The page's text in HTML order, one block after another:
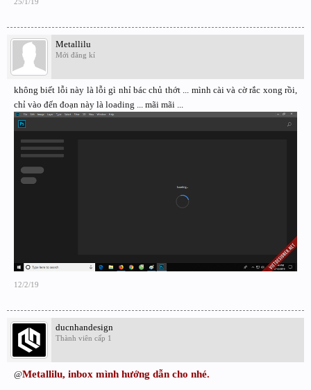
Metallilu
Mới đăng kí
không biết lỗi này là lỗi gì nhỉ bác chủ thớt ... mình cài và cờ rắc xong rồi,
chỉ vào đến đoạn này là loading ... mãi mãi ...
12/2/19
ducnhandesign
Thành viên cấp 1
@Metallilu, inbox mình hướng dẫn cho nhé.